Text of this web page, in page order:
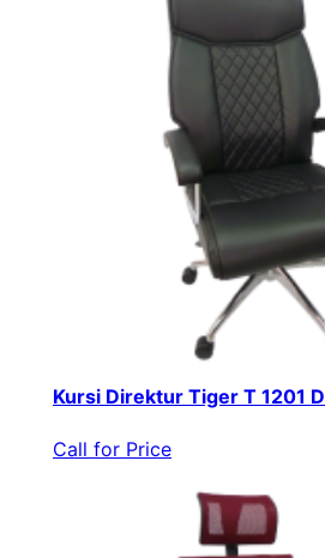
Kursi Direktur Tiger T 1201 D
Call for Price